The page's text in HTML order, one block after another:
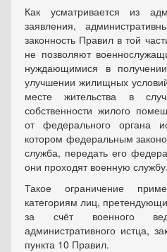
Как усматривается из
заявления,
законность Правил в той
не позволяют
нуждающимися в
улучшении жилищных
месте жительства в
собственности жилого
от федерального органа
котором федеральным
служба, передать его
они проходят военную службу.
Такое ограничение
категориям лиц,
за счёт военного
административного истца,
пункта 10 Правил.